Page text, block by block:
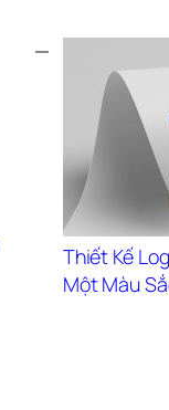
Thiết Kế
Một Màu